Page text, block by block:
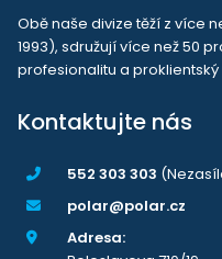
Obě naše divize těží z více
1993), sdružují více než 50
profesionalitu a proklientský
Kontaktujte nás
552 303 303
polar@polar.cz
Adresa: